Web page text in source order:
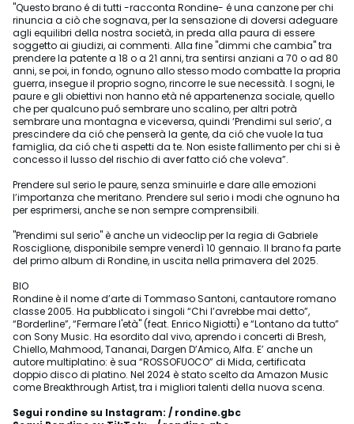
"Questo brano é di tutti -racconta Rondine- é una canzone per chi
rinuncia a ciò che sognava, per la sensazione di doversi adeguare
agli equilibri della nostra società, in preda alla paura di essere
soggetto ai giudizi, ai commenti. Alla fine "dimmi che cambia" tra
prendere la patente a 18 o a 21 anni, tra sentirsi anziani a 70 o ad 80
anni, se poi, in fondo, ognuno allo stesso modo combatte la propria
guerra, insegue il proprio sogno, rincorre le sue necessità. I sogni, le
paure e gli obiettivi non hanno età né appartenenza sociale, quello
che per qualcuno puó sembrare uno scalino, per altri potrà
sembrare una montagna e viceversa, quindi ‘Prendimi sul serio’, a
prescindere da ció che penserà la gente, da ció che vuole la tua
famiglia, da ció che ti aspetti da te. Non esiste fallimento per chi si è
concesso il lusso del rischio di aver fatto ció che voleva”.
Prendere sul serio le paure, senza sminuirle e dare alle emozioni
l’importanza che meritano. Prendere sul serio i modi che ognuno ha
per esprimersi, anche se non sempre comprensibili.
"Prendimi sul serio" è anche un videoclip per la regia di Gabriele
Rosciglione, disponibile sempre venerdì 10 gennaio. Il brano fa parte
del primo album di Rondine, in uscita nella primavera del 2025.
BIO
Rondine è il nome d’arte di Tommaso Santoni, cantautore romano
classe 2005. Ha pubblicato i singoli “Chi l’avrebbe mai detto”,
“Borderline”, “Fermare l'età" (feat. Enrico Nigiotti) e “Lontano da tutto”
con Sony Music. Ha esordito dal vivo, aprendo i concerti di Bresh,
Chiello, Mahmood, Tananai, Dargen D’Amico, Alfa. E’ anche un
autore multiplatino: è sua “ROSSOFUOCO” di Mida, certificata
doppio disco di platino. Nel 2024 è stato scelto da Amazon Music
come Breakthrough Artist, tra i migliori talenti della nuova scena.
Segui rondine su Instagram: / rondine.gbc